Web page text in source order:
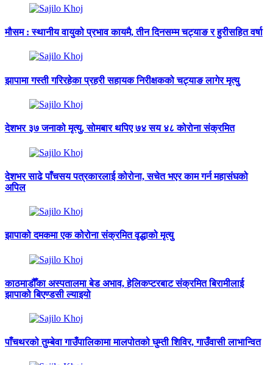
मौसम : स्थानीय वायुको प्रभाव कायमै, तीन दिनसम्म चट्याङ र हुरीसहित वर्षा
झापामा गस्ती गरिरहेका प्रहरी सहायक निरीक्षकको चट्याङ लागेर मृत्यु
देशभर ३७ जनाको मृत्यु, सोमबार थपिए ७४ सय ४८ कोरोना संक्रमित
देशभर साढे पाँचसय पत्रकारलाई कोरोना, सचेत भएर काम गर्न महासंघको
अपिल
झापाको दमकमा एक कोरोना संक्रमित वृद्धाको मृत्यु
काठमाडौँका अस्पतालमा बेड अभाव, हेलिकप्टरबाट संक्रमित बिरामीलाई
झापाको बिएण्डसी ल्याइयो
पाँचथरको तुम्बेवा गाउँपालिकामा मालपोतको घुम्ती शिविर, गाउँवासी लाभान्वित